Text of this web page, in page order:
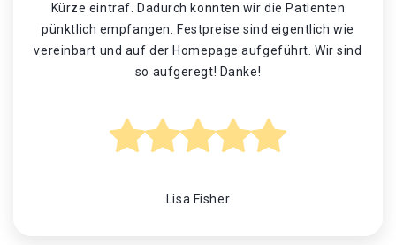
Kürze eintraf. Dadurch konnten wir die Patienten
pünktlich empfangen. Festpreise sind eigentlich wie
vereinbart und auf der Homepage aufgeführt. Wir sind
so aufgeregt! Danke!
Lisa Fisher